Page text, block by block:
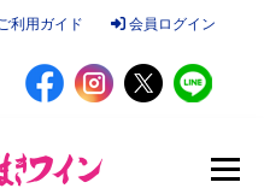
利用ガイド 会員ログイン
メニュー